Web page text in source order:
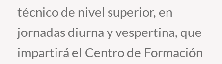
Vinculación con el Medio
Admisión
técnico de nivel superior, en
jornadas diurna y vespertina, que
impartirá el Centro de Formación